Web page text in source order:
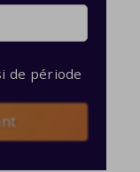
de période